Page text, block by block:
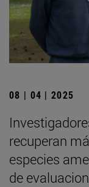
08 | 04 | 2025
recuperan
especies
de